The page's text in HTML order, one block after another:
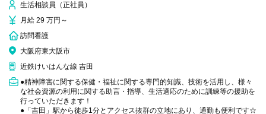
生活相談員（正社員）
月給 29 万円～
訪問看護
大阪府東大阪市
近鉄けいはんな線 吉田
●精神障害に関する保健・福祉に関する専門的知識、技術を活用し、様々
な社会資源の利用に関する助言・指導、生活適応のために訓練等の援助を
行っていただきます！
●「吉田」駅から徒歩1分とアクセス抜群の立地にあり、通勤も便利です☆